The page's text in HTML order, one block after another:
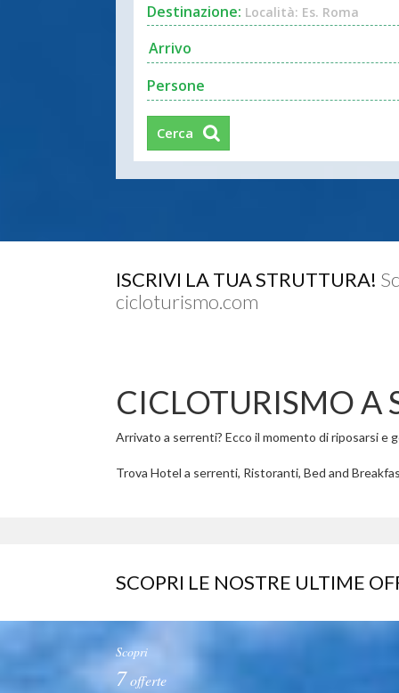
Destinazione: Località: Es. Roma
Persone
Cerca
ISCRIVI LA TUA STRUTTURA!
cicloturismo.com
CICLOTURISMO A
Arrivato a serrenti? Ecco il momento di riposarsi e
Trova Hotel a serrenti, Ristoranti, Bed and
SCOPRI LE NOSTRE ULTIME
Scopri
7offerte